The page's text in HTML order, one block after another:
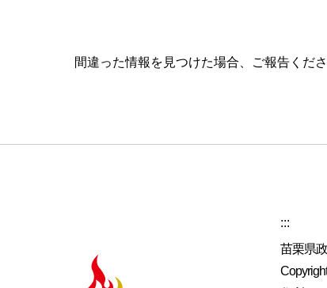
間違った情報を見つけた場合、ご報告くだ
:::
苗栗県